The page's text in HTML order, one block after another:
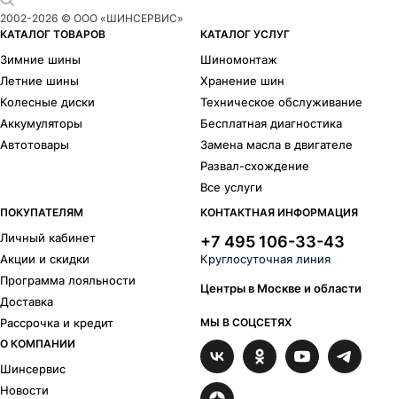
2002-2026 © ООО «ШИНСЕРВИС»
КАТАЛОГ ТОВАРОВ
Зимние шины
Летние шины
Колесные диски
Аккумуляторы
Автотовары
КАТАЛОГ УСЛУГ
Шиномонтаж
Хранение шин
Техническое обслуживание
Бесплатная диагностика
Замена масла в двигателе
Развал-схождение
Все услуги
ПОКУПАТЕЛЯМ
Личный кабинет
Акции и скидки
Программа лояльности
Доставка
Рассрочка и кредит
О КОМПАНИИ
Шинсервис
Новости
КОНТАКТНАЯ ИНФОРМАЦИЯ
+7 495 106-33-43
Круглосуточная линия
Центры в Москве и области
МЫ В СОЦСЕТЯХ